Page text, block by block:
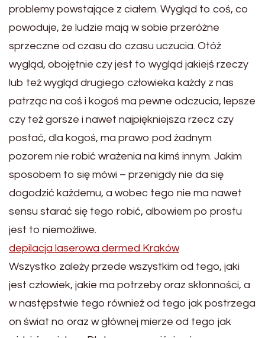
problemy powstające z ciałem. Wygląd to coś, co
powoduje, że ludzie mają w sobie przeróżne
sprzeczne od czasu do czasu uczucia. Otóż
wygląd, obojętnie czy jest to wygląd jakiejś rzeczy
lub też wygląd drugiego człowieka każdy z nas
patrząc na coś i kogoś ma pewne odczucia, lepsze
czy też gorsze i nawet najpiękniejsza rzecz czy
postać, dla kogoś, ma prawo pod żadnym
pozorem nie robić wrażenia na kimś innym. Jakim
sposobem to się mówi – przenigdy nie da się
dogodzić każdemu, a wobec tego nie ma nawet
sensu starać się tego robić, albowiem po prostu
jest to niemożliwe.
depilacja laserowa dermed Kraków
Wszystko zależy przede wszystkim od tego, jaki
jest człowiek, jakie ma potrzeby oraz skłonności, a
w następstwie tego również od tego jak postrzega
on świat no oraz w głównej mierze od tego jak